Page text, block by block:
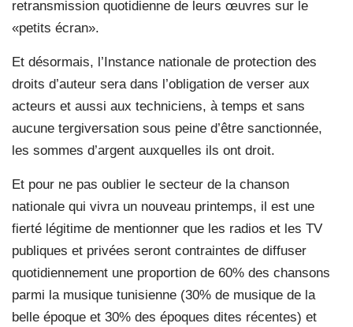
retransmission quotidienne de leurs œuvres sur le
«petits écran».
Et désormais, l’Instance nationale de protection des
droits d’auteur sera dans l’obligation de verser aux
acteurs et aussi aux techniciens, à temps et sans
aucune tergiversation sous peine d’être sanctionnée,
les sommes d’argent auxquelles ils ont droit.
Et pour ne pas oublier le secteur de la chanson
nationale qui vivra un nouveau printemps, il est une
fierté légitime de mentionner que les radios et les TV
publiques et privées seront contraintes de diffuser
quotidiennement une proportion de 60% des chansons
parmi la musique tunisienne (30% de musique de la
belle époque et 30% des époques dites récentes) et